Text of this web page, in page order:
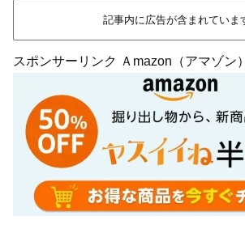
記事内に広告が含まれていま
スポンサーリンク Ａmazon（アマゾン）